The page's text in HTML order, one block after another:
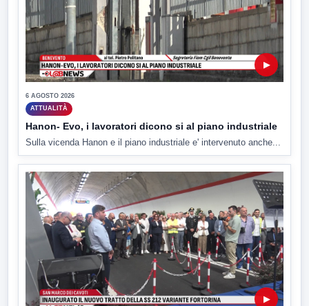
▶
6 AGOSTO 2026
ATTUALITÀ
Hanon- Evo, i lavoratori dicono si al piano industriale
Sulla vicenda Hanon e il piano industriale e' intervenuto anche...
▶